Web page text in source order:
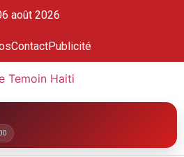
août 2026
ContactPublicité